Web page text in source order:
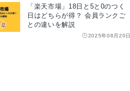
「楽天市場」18日と5と0のつく
日はどちらが得？ 会員ランクご
との違いを解説
2025年08月20日